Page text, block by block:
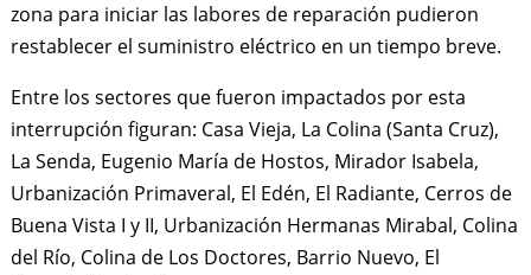
zona para iniciar las labores de reparación pudieron
restablecer el suministro eléctrico en un tiempo breve.
Entre los sectores que fueron impactados por esta
interrupción figuran: Casa Vieja, La Colina (Santa Cruz),
La Senda, Eugenio María de Hostos, Mirador Isabela,
Urbanización Primaveral, El Edén, El Radiante, Cerros de
Buena Vista I y II, Urbanización Hermanas Mirabal, Colina
del Río, Colina de Los Doctores, Barrio Nuevo, El